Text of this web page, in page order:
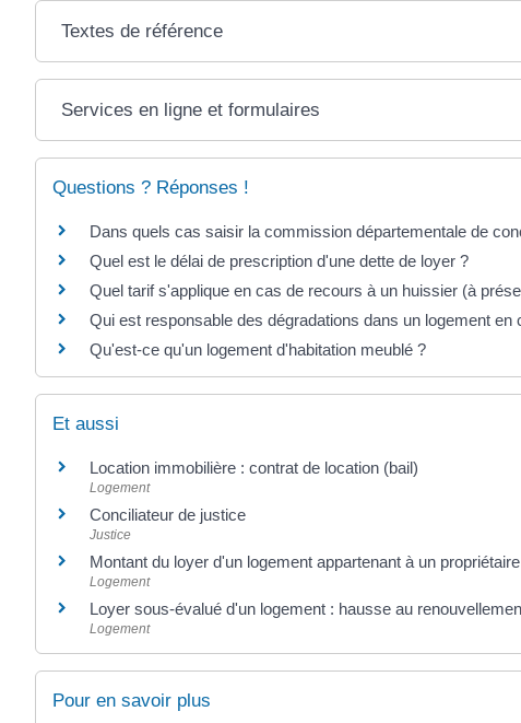
Textes de référence
Services en ligne et formulaires
Questions ? Réponses !
Dans quels cas saisir la commission départementale de
Quel est le délai de prescription d'une dette de loyer ?
Quel tarif s'applique en cas de recours à un huissier (à
Qui est responsable des dégradations dans un logement en
Qu'est-ce qu'un logement d'habitation meublé ?
Et aussi
Location immobilière : contrat de location (bail)
Logement
Conciliateur de justice
Justice
Montant du loyer d'un logement appartenant à un
Logement
Loyer sous-évalué d'un logement : hausse au
Logement
Pour en savoir plus